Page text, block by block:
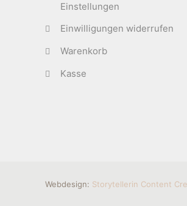
Einstellungen
Einwilligungen widerrufen
Warenkorb
Kasse
Webdesign: Storytellerin Content